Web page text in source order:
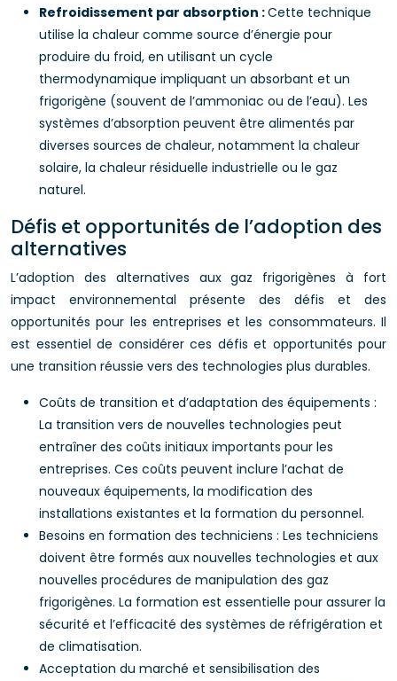
Refroidissement par absorption :Cette technique
utilise la chaleur comme source d’énergie pour
produire du froid, en utilisant un cycle
thermodynamique impliquant un absorbant et un
frigorigène (souvent de l’ammoniac ou de l’eau). Les
systèmes d’absorption peuvent être alimentés par
diverses sources de chaleur, notamment la chaleur
solaire, la chaleur résiduelle industrielle ou le gaz
naturel.
Défis et opportunités de l’adoption des
alternatives
L’adoption des alternatives aux gaz frigorigènes à fort
impact environnemental présente des défis et des
opportunités pour les entreprises et les consommateurs. Il
est essentiel de considérer ces défis et opportunités pour
une transition réussie vers des technologies plus durables.
Coûts de transition et d’adaptation des équipements :
La transition vers de nouvelles technologies peut
entraîner des coûts initiaux importants pour les
entreprises. Ces coûts peuvent inclure l’achat de
nouveaux équipements, la modification des
installations existantes et la formation du personnel.
Besoins en formation des techniciens : Les techniciens
doivent être formés aux nouvelles technologies et aux
nouvelles procédures de manipulation des gaz
frigorigènes. La formation est essentielle pour assurer la
sécurité et l’efficacité des systèmes de réfrigération et
de climatisation.
Acceptation du marché et sensibilisation des